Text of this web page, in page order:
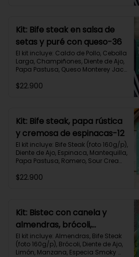
Grasas 40g
Kit: Bife steak en salsa de
setas y puré con queso-36
El kit incluye: Caldo de Pollo, Cebolla
Larga, Champiñones, Diente de Ajo,
Papa Pastusa, Queso Monterey Jack,
Cream y Receta impresa.
$22.900
Kit: Bife steak, papa rústica
y cremosa de espinacas-12
El kit incluye: Bife Steak (foto 160g/p),
Diente de Ajo, Espinaca, Mantequilla,
Papa Pastusa, Romero, Sour Cream
$22.900
Kit: Bistec con canela y
almendras, brócoli,
zanahorias asadas y
manzana-60
El kit incluye: Almendras, Bife Steak
(foto 160g/p), Brócoli, Diente de Ajo,
Limón, Manzana, Especia Smoky